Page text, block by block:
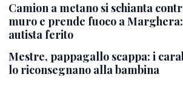
Camion a metano si schianta
muro e prende fuoco a Marghera:
autista ferito
Mestre, pappagallo scappa: i
lo riconsegnano alla bambina